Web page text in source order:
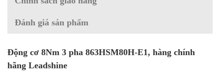
Đánh giá sản phẩm
Động cơ 8Nm 3 pha 863HSM80H-E1, hàng chính
hãng Leadshine